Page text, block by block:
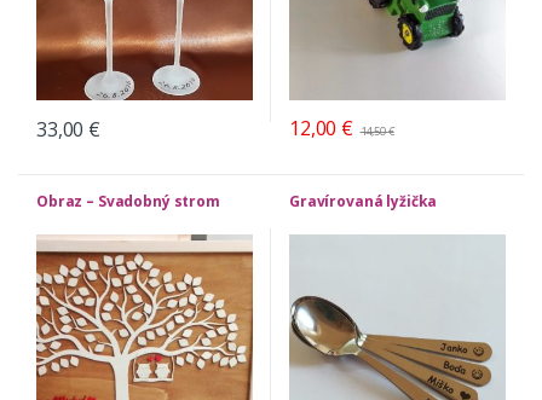
33,00 € 12,00 € 14,50€
Obraz – Svadobný strom Gravírovaná lyžička